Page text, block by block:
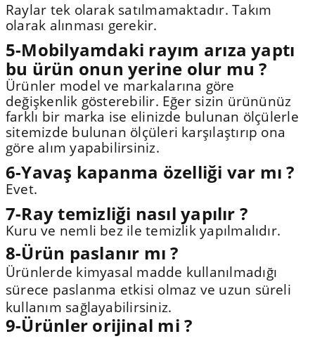
Raylar tek olarak satılmamaktadır. Takım
olarak alınması gerekir.
5-Mobilyamdaki rayım arıza yaptı
bu ürün onun yerine olur mu ?
Ürünler model ve markalarına göre
değişkenlik gösterebilir. Eğer sizin ürününüz
farklı bir marka ise elinizde bulunan ölçülerle
sitemizde bulunan ölçüleri karşılaştırıp ona
göre alım yapabilirsiniz.
6-Yavaş kapanma özelliği var mı ?
Evet.
7-Ray temizliği nasıl yapılır ?
Kuru ve nemli bez ile temizlik yapılmalıdır.
8-Ürün paslanır mı ?
Ürünlerde kimyasal madde kullanılmadığı
sürece paslanma etkisi olmaz ve uzun süreli
kullanım sağlayabilirsiniz.
9-Ürünler orijinal mi ?